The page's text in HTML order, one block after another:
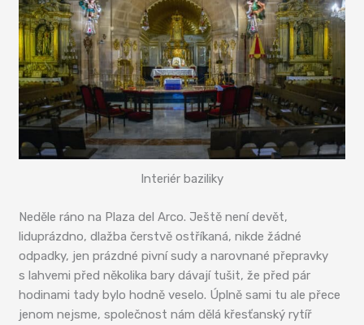
Interiér baziliky
Neděle ráno na Plaza del Arco. Ještě není devět,
liduprázdno, dlažba čerstvě ostříkaná, nikde žádné
odpadky, jen prázdné pivní sudy a narovnané přepravky
s lahvemi před několika bary dávají tušit, že před pár
hodinami tady bylo hodně veselo. Úplně sami tu ale přece
jenom nejsme, společnost nám dělá křesťanský rytíř